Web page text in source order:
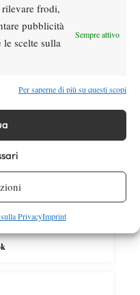
rilevare frodi,
pubblicità
scelte sulla
Sempre attivo
Per saperne di più su questi scopi
PrivacyImprint
agli ottavi
2026: pioggia pesante,